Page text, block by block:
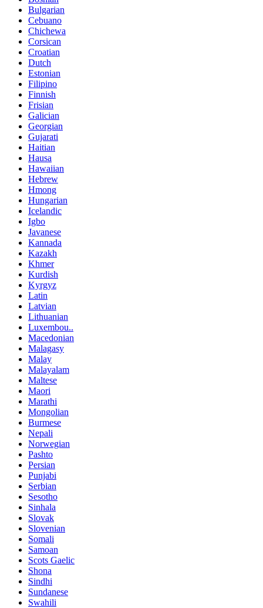
Bulgarian
Cebuano
Chichewa
Corsican
Croatian
Dutch
Estonian
Filipino
Finnish
Frisian
Galician
Georgian
Gujarati
Haitian
Hausa
Hawaiian
Hebrew
Hmong
Hungarian
Icelandic
Igbo
Javanese
Kannada
Kazakh
Khmer
Kurdish
Kyrgyz
Latin
Latvian
Lithuanian
Luxembou..
Macedonian
Malagasy
Malay
Malayalam
Maltese
Maori
Marathi
Mongolian
Burmese
Nepali
Norwegian
Pashto
Persian
Punjabi
Serbian
Sesotho
Sinhala
Slovak
Slovenian
Somali
Samoan
Scots Gaelic
Shona
Sindhi
Sundanese
Swahili